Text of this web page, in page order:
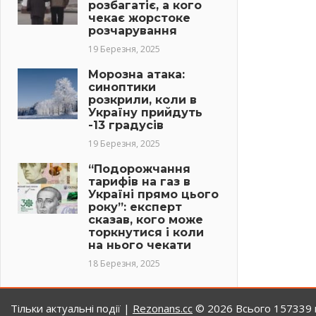
розбагатіє, а кого
чекає жорстоке
розчарування
19 Березня, 2025
Морозна атака:
синоптики
розкрили, коли в
Україну прийдуть
-13 градусів
19 Березня, 2025
“Подорожчання
тарифів на газ в
Україні прямо цього
року”: експерт
сказав, кого може
торкнутися і коли
на нього чекати
18 Березня, 2025
Тільки актуальні події | Rezonans.сс © 2026 Всього 157339